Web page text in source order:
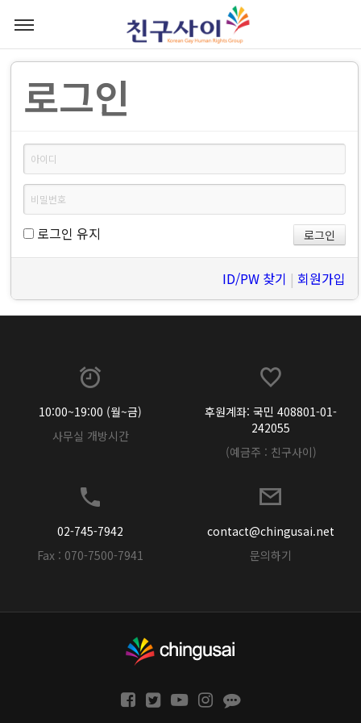
로그인
로그인 유지
ID/PW 찾기 | 회원가입
10:00~19:00 (월~금)
사무실 개방시간
후원계좌: 국민 408801-01-
242055
(예금주 : 친구사이)
02-745-7942
Fax : 070-7500-7941
contact@chingusai.net
문의하기